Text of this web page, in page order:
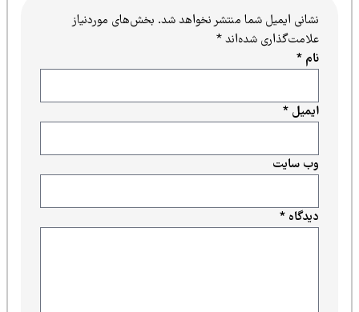
نشانی ایمیل شما منتشر نخواهد شد.بخش‌های موردنیاز
علامت‌گذاری شده‌اند*
دیدگاه*
ایمیل*
وب‌ سایت